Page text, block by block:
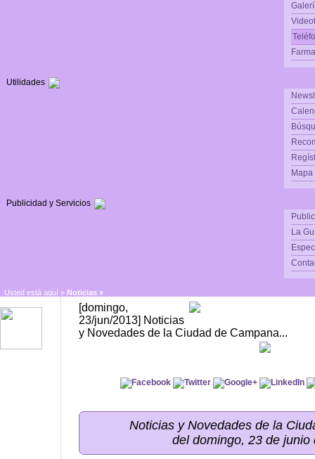
Utilidades
Publicidad y Servicios
La
Usted está aquí » Noticias »
[domingo,
23/jun/2013] Noticias
y Novedades de la Ciudad de Campana...
Noticias y Novedades de la
del domingo, 23 de junio